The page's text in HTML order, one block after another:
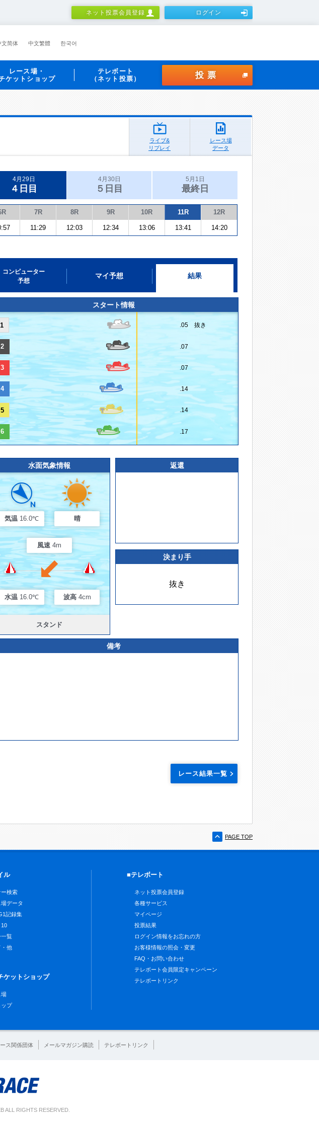
ネット投票会員登録 ログイン
文简体 中文繁體 한국어
レース場・
ケットショップ
テレボート
（ネット投票）
投票
ライブ&
リプレイ
レース場
データ
4月29日
４日目
4月30日
５日目
5月1日
最終日
7R 8R 9R 10R 11R 12R
11:29 12:03 12:34 13:06 13:41 14:20
コンピューター
予想
マイ予想 結果
スタート情報
1 .05 抜き
2 .07
3 .07
4 .14
5 .14
6 .17
水面気象情報
気温 16.0℃ 晴
風速 4m
水温 16.0℃ 波高 4cm
スタンド
返還
決まり手
抜き
備考
レース結果一覧
PAGE TOP
ル
ー検索
データ
記録集
10
一覧
・他
ケットショップ
場
ップ
■テレボート
ネット投票会員登録
各種サービス
マイページ
投票結果
ログイン情報をお忘れの方
お客様情報の照会・変更
FAQ・お問い合わせ
テレボート会員限定キャンペーン
テレボートリンク
ス関係団体 メールマガジン購読 テレボートリンク
ALL RIGHTS RESERVED.